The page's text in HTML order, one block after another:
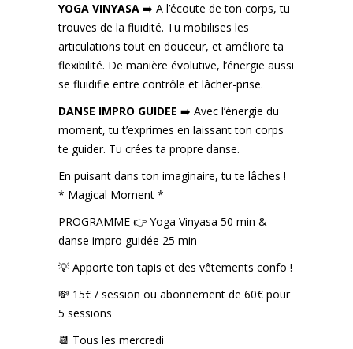
YOGA VINYASA ➡️ A l’écoute de ton corps, tu
trouves de la fluidité. Tu mobilises les
articulations tout en douceur, et améliore ta
flexibilité. De manière évolutive, l’énergie aussi
se fluidifie entre contrôle et lâcher-prise.
DANSE IMPRO GUIDEE ➡️ Avec l’énergie du
moment, tu t’exprimes en laissant ton corps
te guider. Tu crées ta propre danse.
En puisant dans ton imaginaire, tu te lâches !
* Magical Moment *
PROGRAMME 👉 Yoga Vinyasa 50 min &
danse impro guidée 25 min
💡 Apporte ton tapis et des vêtements confo !
💸 15€ / session ou abonnement de 60€ pour
5 sessions
📆 Tous les mercredi